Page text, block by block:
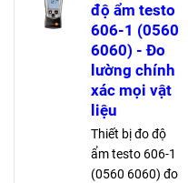
độ ẩm testo
606-1 (0560
6060) - Đo
lường chính
xác mọi vật
liệu
Thiết bị đo độ
ẩm testo 606-1
(0560 6060) đo